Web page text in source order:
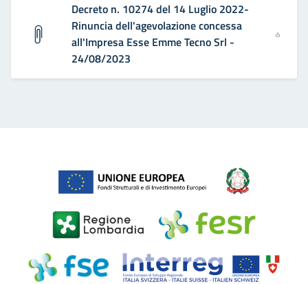
Decreto n. 10274 del 14 Luglio 2022-
Rinuncia dell'agevolazione concessa
all'Impresa Esse Emme Tecno Srl -
24/08/2023